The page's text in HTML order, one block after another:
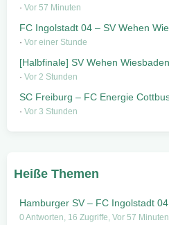
Vor 57 Minuten
FC Ingolstadt 04 – SV Wehen
Vor einer Stunde
[Halbfinale] SV Wehen
Vor 2 Stunden
SC Freiburg – FC Energie
Vor 3 Stunden
Heiße Themen
Hamburger SV – FC Ingolstadt
0 Antworten, 16 Zugriffe, Vor 57 Minuten